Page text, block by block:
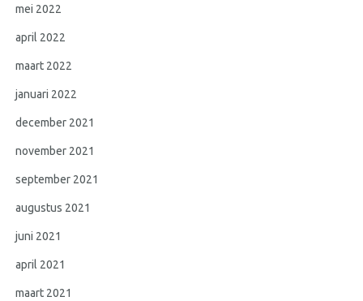
mei 2022
april 2022
maart 2022
januari 2022
december 2021
november 2021
september 2021
augustus 2021
juni 2021
april 2021
maart 2021